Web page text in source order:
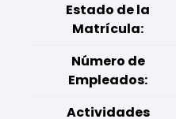
Estado de la
Matrícula:
Número de
Empleados:
Actividades